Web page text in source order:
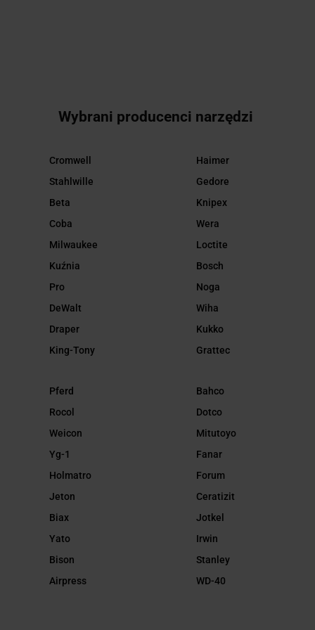
Wybrani producenci narzędzi
Cromwell
Stahlwille
Beta
Coba
Milwaukee
Kuźnia
Pro
DeWalt
Draper
King-Tony
Haimer
Gedore
Knipex
Wera
Loctite
Bosch
Noga
Wiha
Kukko
Grattec
Pferd
Rocol
Weicon
Yg-1
Holmatro
Jeton
Biax
Yato
Bison
Airpress
Bahco
Dotco
Mitutoyo
Fanar
Forum
Ceratizit
Jotkel
Irwin
Stanley
WD-40